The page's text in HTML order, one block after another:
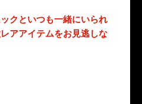
クといつも一緒にいられ
アアイテムをお見逃しな